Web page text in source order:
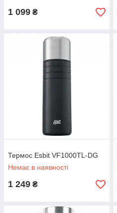
1 099 ₴
Термос Esbit VF1000TL-DG
Немає в наявності
1 249 ₴